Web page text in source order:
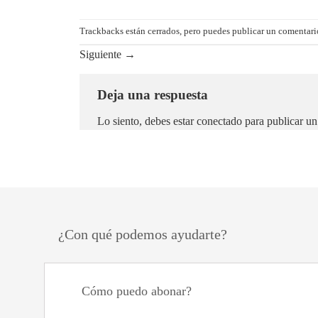
Trackbacks están cerrados, pero puedes publicar un
Siguiente →
Deja una respuesta
Lo siento, debes estarconectado para publicar
¿Con qué podemos ayudarte?
Cómo puedo abonar?